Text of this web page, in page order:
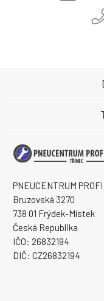
PNEUCENTRUM PROFI
Bruzovská 3270
738 01 Frýdek-Místek
Česká Republika
IČO: 26832194
DIČ: CZ26832194